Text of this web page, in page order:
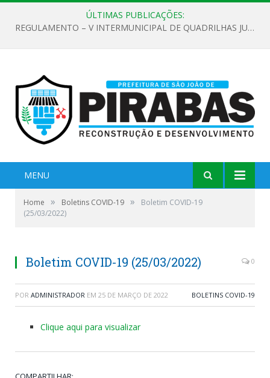
ÚLTIMAS PUBLICAÇÕES:
REGULAMENTO – V INTERMUNICIPAL DE QUADRILHAS JUNINAS 2026
MENU
Home » Boletins COVID-19 »
Boletim COVID-19
(25/03/2022)
Boletim COVID-19 (25/03/2022) 0
POR ADMINISTRADOR EM 25 DE MARÇO DE 2022 BOLETINS COVID-19
Clique aqui para visualizar